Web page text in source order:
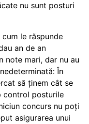
nu sunt posturi
le răspunde
an de an
note mari, dar nu au
În
să ținem cât se
control posturile
concurs nu poți
asigurarea unui